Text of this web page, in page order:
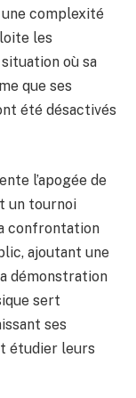
complexité
les
où sa
que ses
été désactivés
l’apogée de
un tournoi
confrontation
ajoutant une
démonstration
sert
ses
étudier leurs